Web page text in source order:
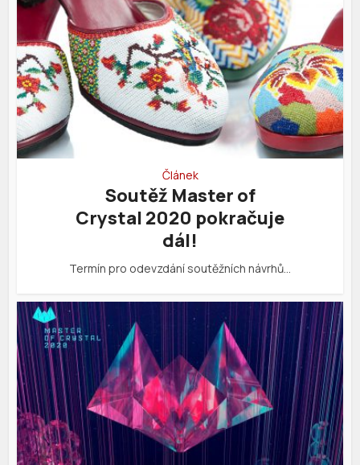
Článek
Soutěž Master of
Crystal 2020 pokračuje
dál!
Termín pro odevzdání soutěžních návrhů…